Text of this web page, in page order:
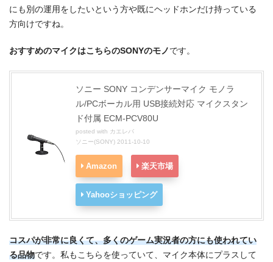
にも別の運用をしたいという方や既にヘッドホンだけ持っている
方向けですね。
おすすめのマイクはこちらのSONYのモノ です。
ソニー SONY コンデンサーマイク モノラ
ル/PCボーカル用 USB接続対応 マイクスタン
ド付属 ECM-PCV80U
posted with カエレバ
ソニー(SONY) 2011-10-10
Amazon 楽天市場
Yahooショッピング
コスパが非常に良くて、多くのゲーム実況者の方にも使われてい
る品物です。私もこちらを使っていて、マイク本体にプラスして